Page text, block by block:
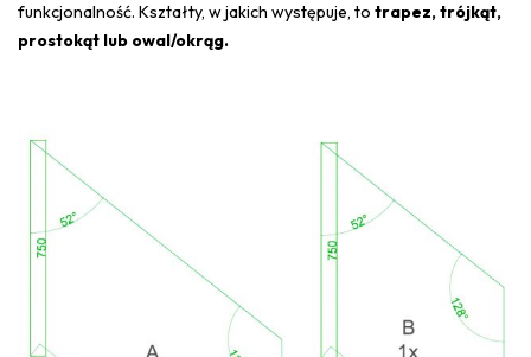
funkcjonalność. Kształty, w jakich występuje, to trapez, trójkąt,
prostokąt lub owal/okrąg.